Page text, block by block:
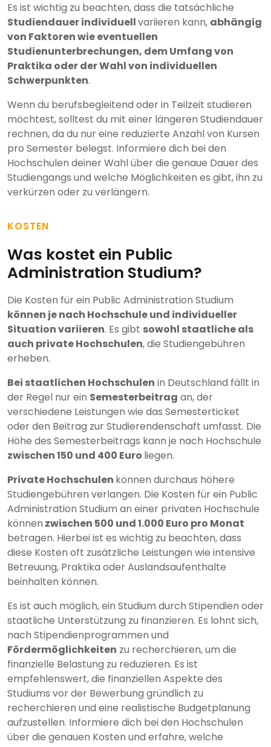
Es ist wichtig zu beachten, dass die tatsächliche
Studiendauer individuellvariieren kann, abhängig
von Faktoren wie eventuellen
Studienunterbrechungen, dem Umfang von
Praktika oder der Wahl von individuellen
Schwerpunkten.
Wenn du berufsbegleitend oder in Teilzeit studieren
möchtest, solltest du mit einer längeren Studiendauer
rechnen, da du nur eine reduzierte Anzahl von Kursen
pro Semester belegst. Informiere dich bei den
Hochschulen deiner Wahl über die genaue Dauer des
Studiengangs und welche Möglichkeiten es gibt, ihn zu
verkürzen oder zu verlängern.
KOSTEN
Was kostet ein Public
Administration Studium?
Die Kosten für ein Public Administration Studium
können je nach Hochschule und individueller
Situation variieren. Es gibt sowohl staatliche als
auch private Hochschulen, die Studiengebühren
erheben.
Bei staatlichen Hochschulen in Deutschland fällt in
der Regel nur ein Semesterbeitrag an, der
verschiedene Leistungen wie das Semesterticket
oder den Beitrag zur Studierendenschaft umfasst. Die
Höhe des Semesterbeitrags kann je nach Hochschule
zwischen 150 und 400 Euro liegen.
Private Hochschulen können durchaus höhere
Studiengebühren verlangen. Die Kosten für ein Public
Administration Studium an einer privaten Hochschule
können zwischen 500 und 1.000 Euro pro Monat
betragen. Hierbei ist es wichtig zu beachten, dass
diese Kosten oft zusätzliche Leistungen wie intensive
Betreuung, Praktika oder Auslandsaufenthalte
beinhalten können.
Es ist auch möglich, ein Studium durch Stipendien oder
staatliche Unterstützung zu finanzieren. Es lohnt sich,
nach Stipendienprogrammen und
Fördermöglichkeiten zu recherchieren, um die
finanzielle Belastung zu reduzieren. Es ist
empfehlenswert, die finanziellen Aspekte des
Studiums vor der Bewerbung gründlich zu
recherchieren und eine realistische Budgetplanung
aufzustellen. Informiere dich bei den Hochschulen
über die genauen Kosten und erfahre, welche